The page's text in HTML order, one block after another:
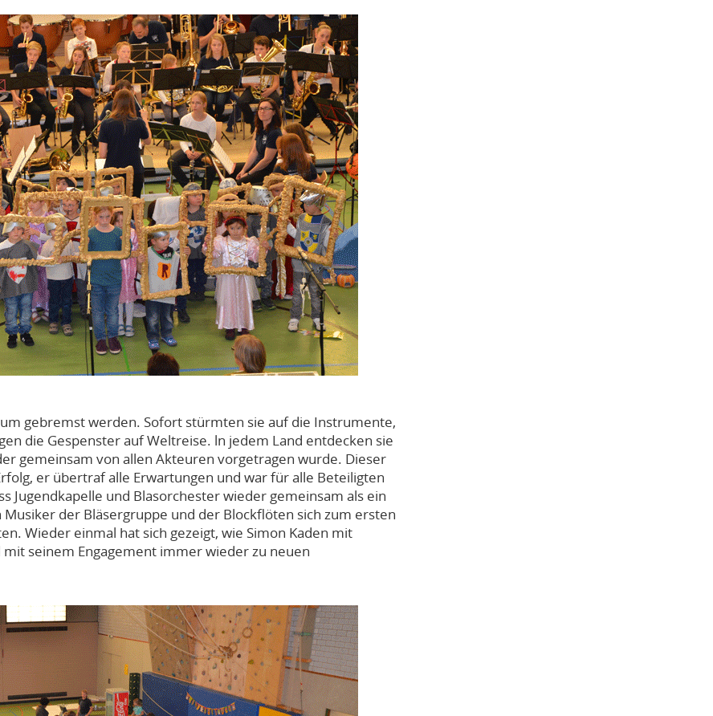
gebremst werden. Sofort stürmten sie auf die Instrumente,
die Gespenster auf Weltreise. ln jedem Land entdecken sie
gemeinsam von allen Akteuren vorgetragen wurde. Dieser
er übertraf alle Erwartungen und war für alle Beteiligten
Jugendkapelle und Blasorchester wieder gemeinsam als ein
der Bläsergruppe und der Blockflöten sich zum ersten
Wieder einmal hat sich gezeigt, wie Simon Kaden mit
seinem Engagement immer wieder zu neuen